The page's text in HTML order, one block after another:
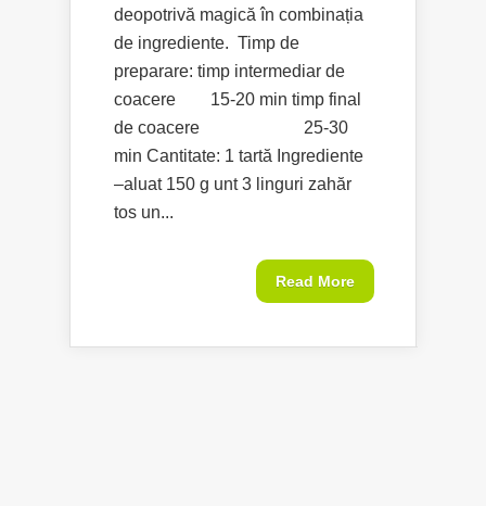
deopotrivă magică în combinația
de ingrediente. Timp de
preparare: timp intermediar de
coacere 15-20 min timp final
de coacere 25-30
min Cantitate: 1 tartă Ingrediente
–aluat 150 g unt 3 linguri zahăr
tos un...
Read More